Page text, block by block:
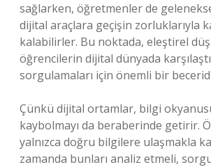
sağlarken, öğretmenler de
dijital araçlara geçişin zorluklarıyla
kalabilirler. Bu noktada, eleştirel
öğrencilerin dijital dünyada
sorgulamaları için önemli bir
Çünkü dijital ortamlar, bilgi
kaybolmayı da beraberinde getirir.
yalnızca doğru bilgilere ulaşmakla
zamanda bunları analiz etmeli,